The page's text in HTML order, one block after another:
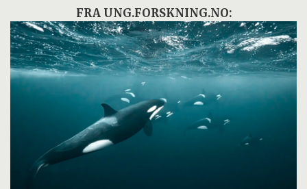
FRA UNG.FORSKNING.NO: